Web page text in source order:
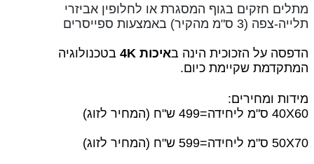
מתלים חזקים בגוף המסגרת או לחלופין אביזרי
תלייה-צפה (3 ס"מ מהקיר) באמצעות ספייסרים
הדפסה על הזכוכית הינה באיכות 4K
בטכנולוגיה
המתקדמת שקיימת כיום.
מידות ומחירים:
40X60 ס"מ ליחידה=499 ש"ח (המחיר לזוג)
50X70 ס"מ ליחידה=599 ש"ח (המחיר לזוג)